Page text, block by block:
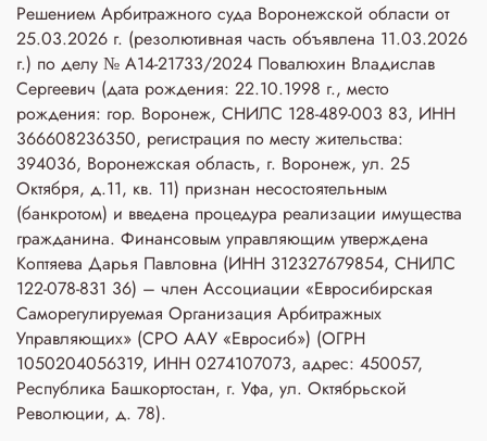
Решением Арбитражного суда Воронежской области от
25.03.2026 г. (резолютивная часть объявлена 11.03.2026
г.) по делу № А14-21733/2024 Повалюхин Владислав
Сергеевич (дата рождения: 22.10.1998 г., место
рождения: гор. Воронеж, СНИЛС 128-489-003 83, ИНН
366608236350, регистрация по месту жительства:
394036, Воронежская область, г. Воронеж, ул. 25
Октября, д.11, кв. 11) признан несостоятельным
(банкротом) и введена процедура реализации имущества
гражданина. Финансовым управляющим утверждена
Коптяева Дарья Павловна (ИНН 312327679854, СНИЛС
122-078-831 36) – член Ассоциации «Евросибирская
Саморегулируемая Организация Арбитражных
Управляющих» (СРО ААУ «Евросиб») (ОГРН
1050204056319, ИНН 0274107073, адрес: 450057,
Республика Башкортостан, г. Уфа, ул. Октябрьской
Революции, д. 78).